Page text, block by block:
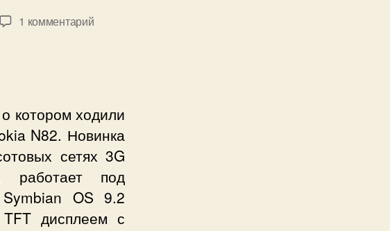
1 комментарийк
N82.
котором ходили
N82. Новинка
сетях 3G
работает под
OS 9.2
дисплеем с